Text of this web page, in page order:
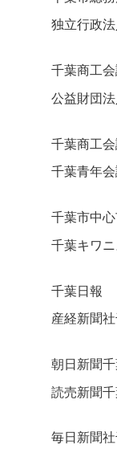
独立行政
千葉商工
公益財団
千葉商工会
千葉青年会
千葉市中
千葉キワ
千葉日報
産経新聞
朝日新聞
読売新聞
毎日新聞